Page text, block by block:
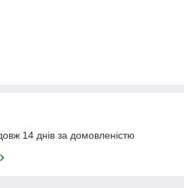
14 днів за домовленістю